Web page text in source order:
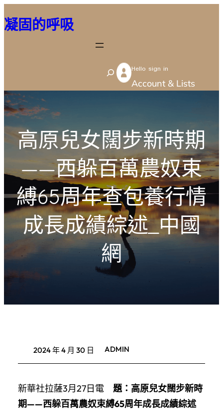
至
容
凝固的呼吸
S
e
c
h
Hello sign in
Account & Lists
高原兒女闊步新時期
——西躲百萬農奴束
縛65周年查包養行情
成長成績綜述_中國
網
2024 年 4 月 30 日 ADMIN
新華社拉薩3月27日電 題：高原兒女闊步新時
期——西躲百萬農奴束縛65周年成長成績綜述